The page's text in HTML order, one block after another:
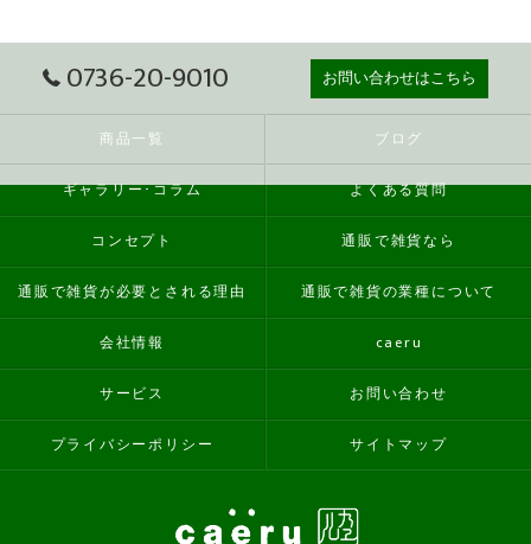
0736-20-9010 お問い合わせはこちら
商品一覧 ブログ
ギャラリー･コラム よくある質問
コンセプト 通販で雑貨なら
通販で雑貨が必要とされる理由 通販で雑貨の業種について
会社情報 caeru
サービス お問い合わせ
プライバシーポリシー サイトマップ